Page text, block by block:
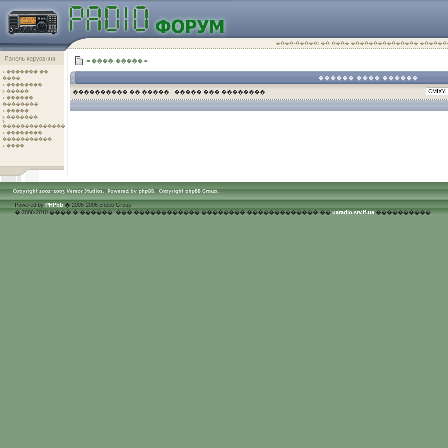
����-�����: �� ���� ���������������
������� ��
����
��������
�����
������
��������
�����
�������
��������������
��������
�����������
����
-= ����-����� =-
������ ���� ������
���������� �� ����� - ����� ��� ��������
Powered by PHPbb � 2005-2006 phpbb Group.
� 2006-2010 ���� � ������. ��� ������������ �������� ������������� ��uaradio.srv.if.ua����������.